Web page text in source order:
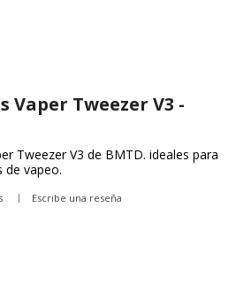
Vaper Tweezer V3 -
Tweezer V3 de BMTD. ideales para
de vapeo.
Escribe una reseña